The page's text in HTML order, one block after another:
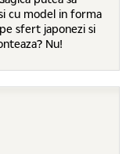
cu model in forma
sfert japonezi si
Nu!